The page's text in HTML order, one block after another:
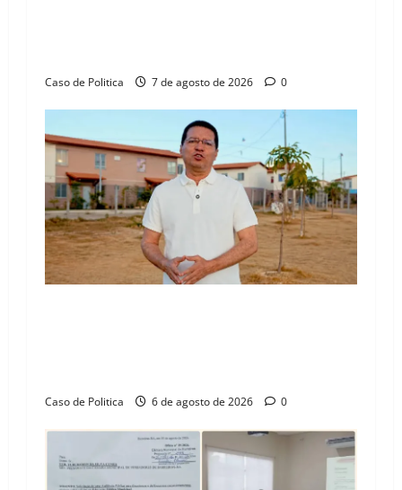
Caso de Politica 7 de agosto de 2026 0
Caso de Politica 6 de agosto de 2026 0